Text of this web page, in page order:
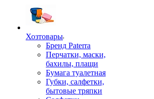
Хозтовары
Бренд Paterra
Перчатки, маски,
бахилы, плащи
Бумага туалетная
Губки, салфетки,
бытовые тряпки